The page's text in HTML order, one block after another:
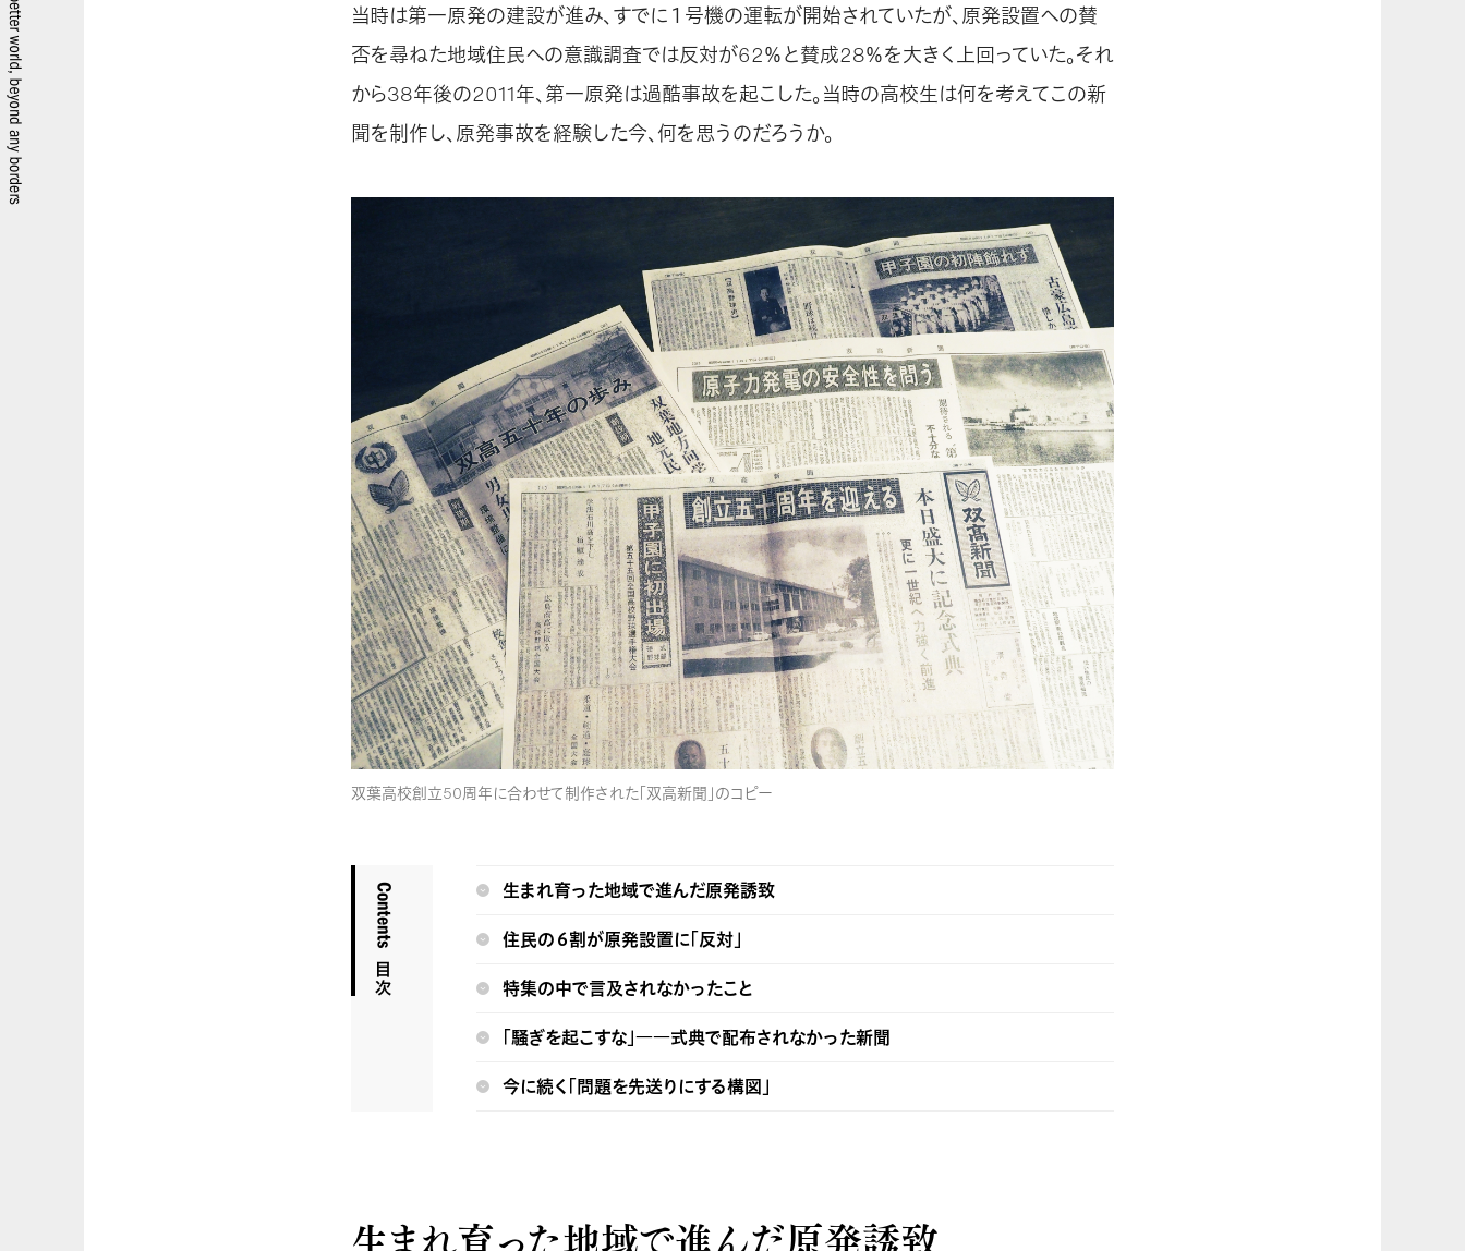
当時は第一原発の建設が進み、すでに１号機の運転が開始されていたが、原発設置への賛
否を尋ねた地域住民への意識調査では反対が62％と賛成28％を大きく上回っていた。それ
から38年後の2011年、第一原発は過酷事故を起こした。当時の高校生は何を考えてこの新
聞を制作し、原発事故を経験した今、何を思うのだろうか。
双葉高校創立50周年に合わせて制作された「双高新聞」のコピー
生まれ育った地域で進んだ原発誘致
住民の６割が原発設置に「反対」
特集の中で言及されなかったこと
「騒ぎを起こすな」――式典で配布されなかった新聞
今に続く「問題を先送りにする構図」